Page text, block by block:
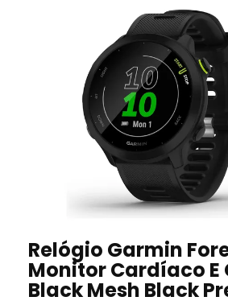
Relógio Garmin
Monitor Cardíaco E
Black Mesh Black